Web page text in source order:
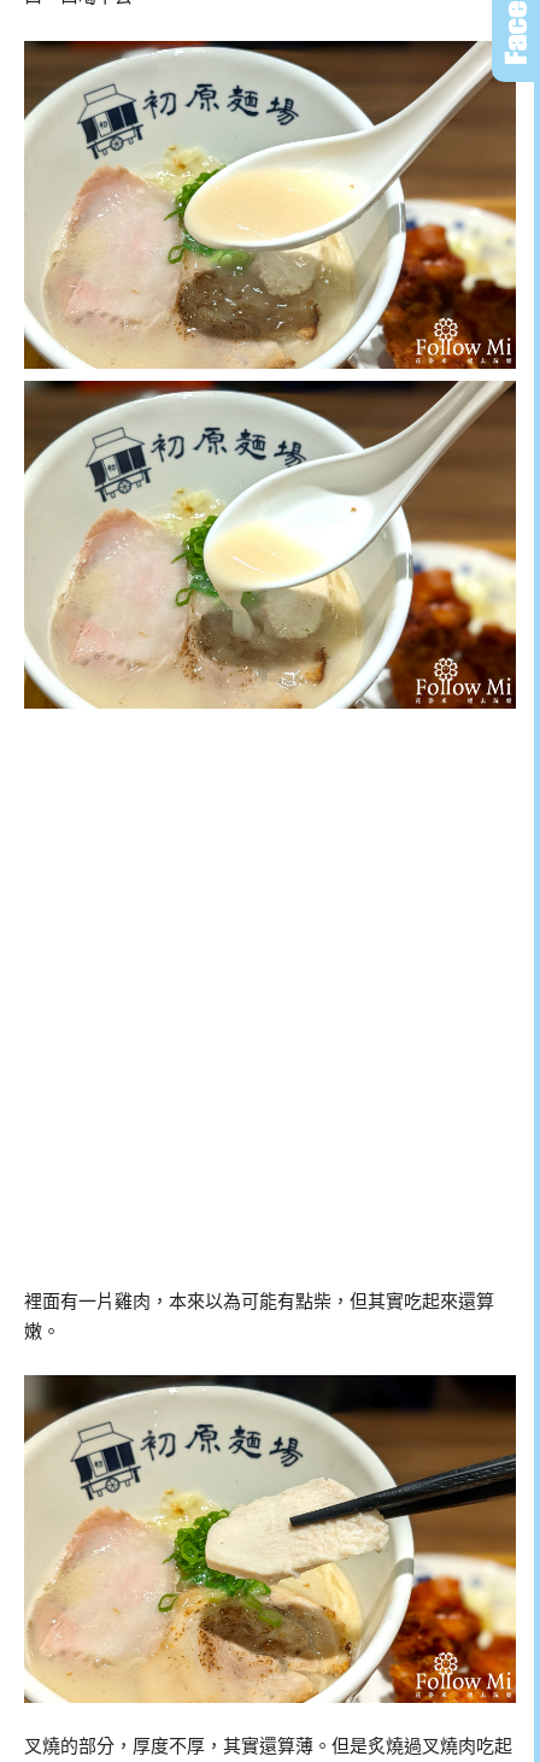
裡面有一片雞肉，本來以為可能有點柴，但其實吃起來還算
嫩。
叉燒的部分，厚度不厚，其實還算薄。但是炙燒過叉燒肉吃起